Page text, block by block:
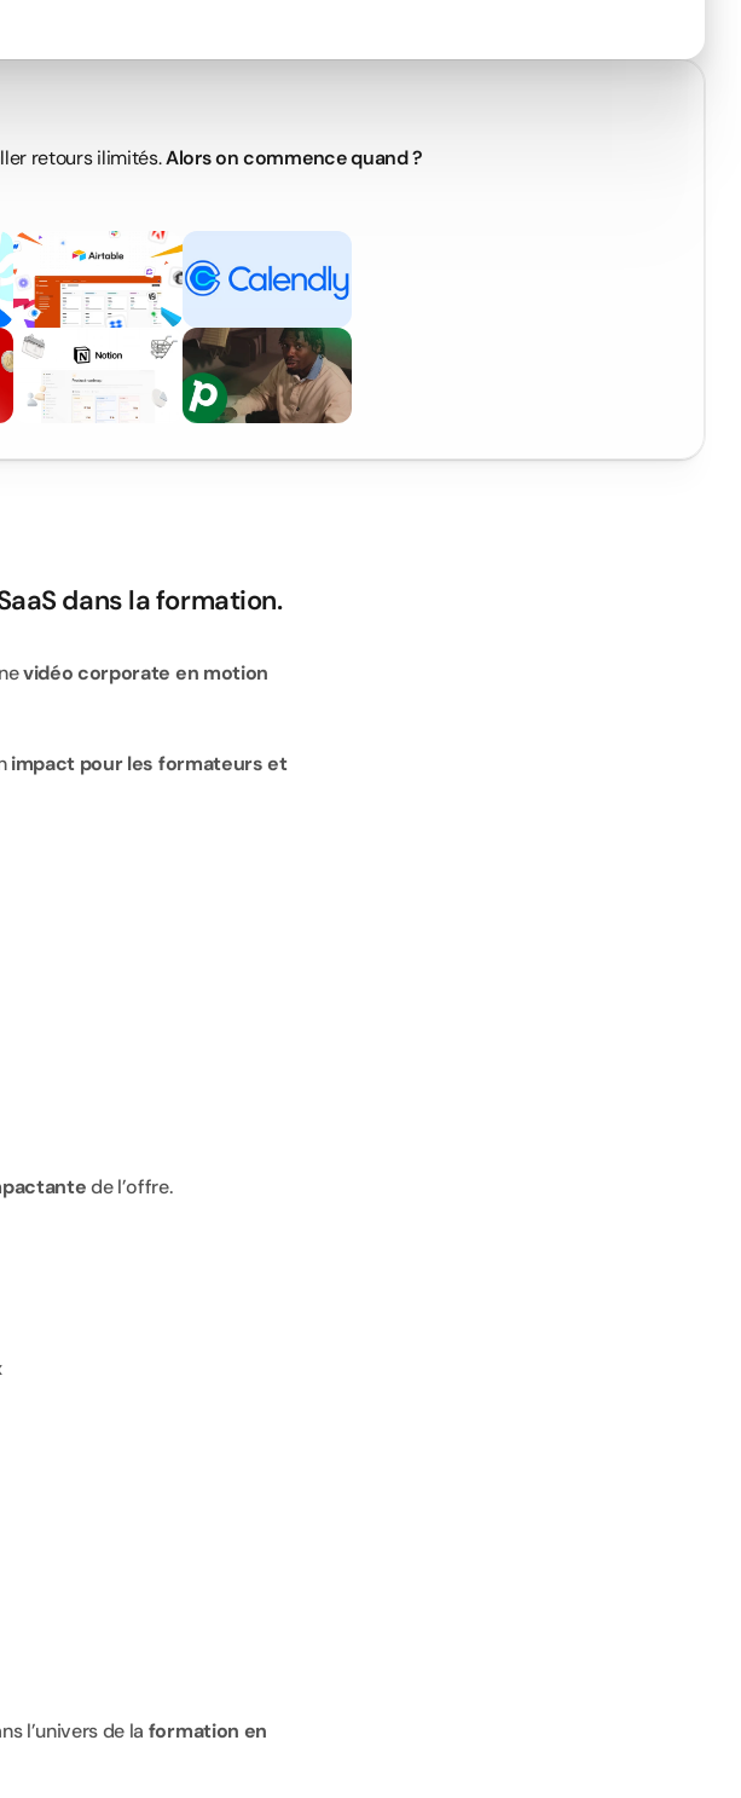
retours ilimités. Alors on commence quand ?
dans la formation.
vidéo corporate en motion
impact pour les formateurs et
de l’offre.
l’univers de la formation en